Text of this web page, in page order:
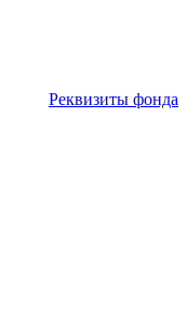
Реквизиты фонда